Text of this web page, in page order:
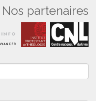
Nos partenaires